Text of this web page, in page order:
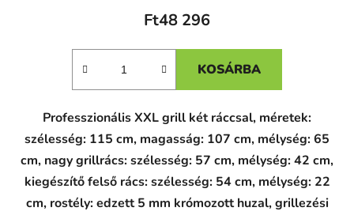
Ft48 296
KOSÁRBA
Professzionális XXL grill két ráccsal, méretek:
szélesség: 115 cm, magasság: 107 cm, mélység: 65
cm, nagy grillrács: szélesség: 57 cm, mélység: 42 cm,
kiegészítő felső rács: szélesség: 54 cm, mélység: 22
cm, rostély: edzett 5 mm krómozott huzal, grillezési